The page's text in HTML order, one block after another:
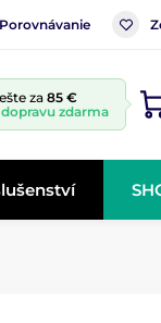
Porovnávanie
za 85 €
dopravu zdarma